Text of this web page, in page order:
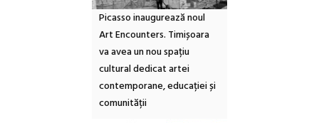
Picasso inaugurează noul
Art Encounters. Timișoara
va avea un nou spațiu
cultural dedicat artei
contemporane, educației și
comunității